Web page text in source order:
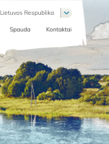
COMMUNICATION
Spauda Kontaktai
Lietuvos Respublika List additional